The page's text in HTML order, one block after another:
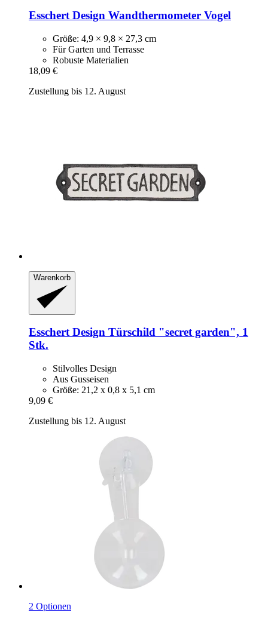
Esschert Design Wandthermometer Vogel
Größe: 4,9 × 9,8 × 27,3 cm
Für Garten und Terrasse
Robuste Materialien
18,09 €
Zustellung bis 12. August
Warenkorb
Esschert Design Türschild "secret garden", 1
Stk.
Stilvolles Design
Aus Gusseisen
Größe: 21,2 x 0,8 x 5,1 cm
9,09 €
Zustellung bis 12. August
2 Optionen